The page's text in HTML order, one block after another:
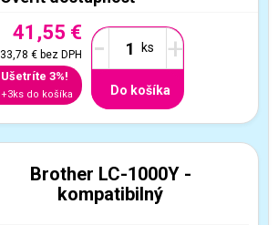
41,55 €
33,78 €bez DPH
Ušetríte 3%!
+3ks do košíka
- +
Do košíka
Brother LC-1000Y -
kompatibilný